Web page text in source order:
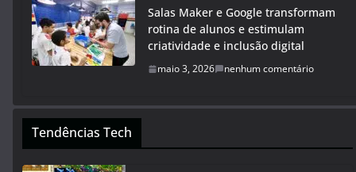
Salas Maker e Google transformam
rotina de alunos e estimulam
criatividade e inclusão digital
maio 3, 2026 nenhum comentário
Tendências Tech